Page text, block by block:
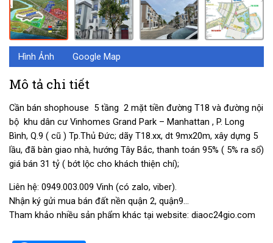
Hình Ảnh Google Map
Mô tả chi tiết
Cần bán shophouse 5 tầng 2 mặt tiền đường T18 và đường nội
bộ khu dân cư Vinhomes Grand Park – Manhattan , P. Long
Bình, Q.9 ( cũ ) Tp.Thủ Đức; dãy T18.xx, dt 9mx20m, xây dựng 5
lầu, đã bàn giao nhà, hướng Tây Bắc, thanh toán 95% ( 5% ra sổ)
giá bán 31 tỷ ( bớt lộc cho khách thiện chí);
Liên hệ: 0949.003.009 Vinh (có zalo, viber).
Nhận ký gửi mua bán đất nền quận 2, quận9…
Tham khảo nhiều sản phẩm khác tại website: diaoc24gio.com